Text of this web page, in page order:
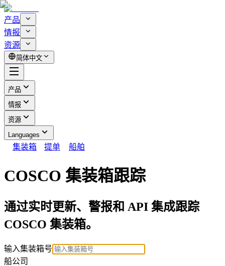
产品
情报
资源
简体中文
产品
情报
资源
Languages
集装箱 提单 船舶
COSCO 集装箱跟踪
通过实时更新、警报和 API 集成跟踪
COSCO 集装箱。
输入集装箱号
船公司